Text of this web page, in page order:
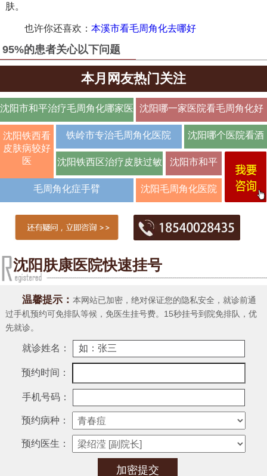
肤。
也许你还喜欢： 本溪市看毛周角化去哪好
95%的患者关心以下问题
本月网友热门关注
沈阳市和平治疗毛周角化哪家医
院好【排
沈阳哪一家医院看毛周角化好
沈阳铁西看
皮肤病较好
医
铁岭市专治毛周角化医院 沈阳哪个医院看酒
糟鼻效
沈阳铁西区治疗皮肤过敏 沈阳市和平
皮肤瘙痒名
医
毛周角化症手臂 沈阳毛周角化医院
沈阳肤康医院快速挂号
温馨提示： 本网站已加密，绝对保证您的隐私安全，就诊前通
过手机预约可免排队等候，免医生挂号费。15秒挂号到院免排队，优
先就诊。
就诊姓名：
预约时间：
手机号码：
预约病种：
预约医生：